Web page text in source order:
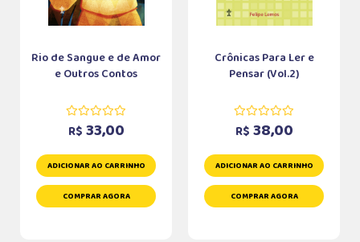
Rio de Sangue e de Amor
e Outros Contos
R$ 33,00
ADICIONAR AO CARRINHO
COMPRAR AGORA
Crônicas Para Ler e
Pensar (Vol.2)
R$ 38,00
ADICIONAR AO CARRINHO
COMPRAR AGORA